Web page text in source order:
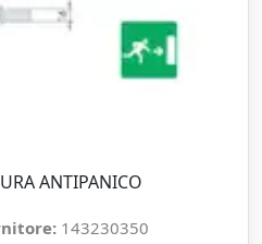
ANTIPANICO
143230350